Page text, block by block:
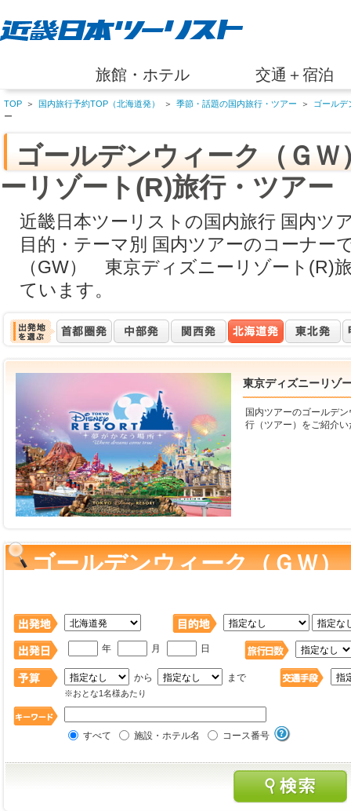
旅館・ホテル 交通＋宿泊
TOP ＞ 国内旅行予約TOP（北海道発） ＞ 季節・話題の国内旅行・ツアー ＞
ゴールデ
ー
ゴールデンウィーク（Ｇ
ーリゾート(R)旅行・ツアー
近畿日本ツーリストの国内旅行 国内ツ
目的・テーマ別 国内ツアーのコーナー
（GW） 東京ディズニーリゾート(R)
ています。
東京ディズニーリゾ
国内ツアーのゴールデ
行（ツアー）をご紹介
ゴールデンウィーク（ＧＷ
年 月 日
から まで
※おとな1名様あたり
すべて 施設・ホテル名 コース番号